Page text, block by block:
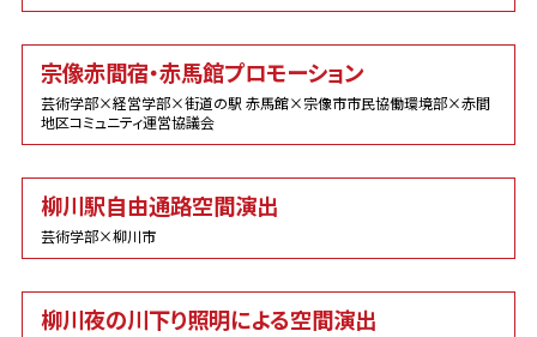
宗像赤間宿・赤馬館プロモーション
芸術学部×経営学部×街道の駅 赤馬館×宗像市市民協働環境部×赤間
地区コミュニティ運営協議会
柳川駅自由通路空間演出
芸術学部×柳川市
柳川夜の川下り照明による空間演出